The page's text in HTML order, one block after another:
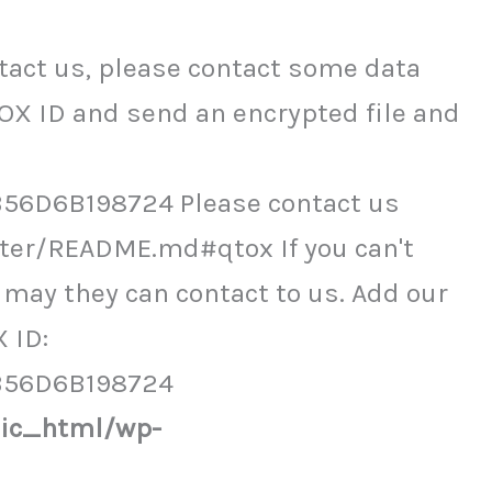
us, please contact some data
ID and send an encrypted file and
Please contact us
README.md#qtox If you can't
they can contact to us. Add our
ID:
wp-
era:
S/ 39.90.
es:
S/ 19.90.